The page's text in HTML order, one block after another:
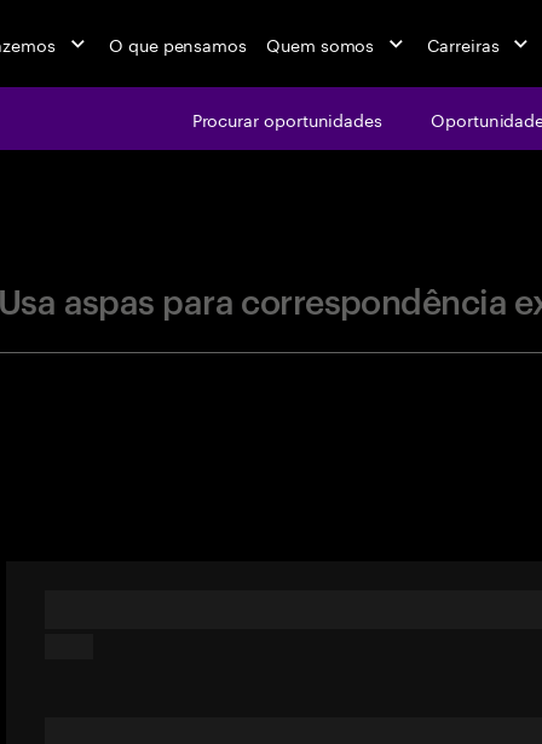
O que pensamos Quem somos Carreiras
Procurar oportunidades
aspas para correspondência